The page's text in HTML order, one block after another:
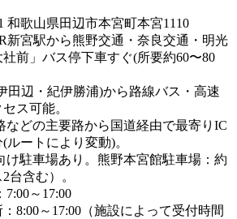
和歌山県田辺市本宮町本宮1110
新宮駅から熊野交通・奈良交通・明光
前」バス停下車すぐ(所要約60〜80
田辺・紀伊勝浦)から路線バス・高速
ス可能。
などの主要路から国道経由で最寄りIC
ルートにより変動)。
け駐車場あり。熊野本宮館駐車場：約
台含む）。
7:00～17:00
8:00～17:00（施設によって受付時間